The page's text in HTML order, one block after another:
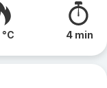
4 min